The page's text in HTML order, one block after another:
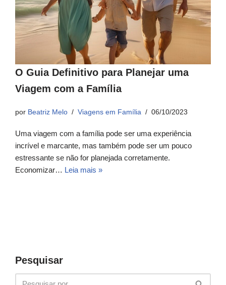
O Guia Definitivo para Planejar uma
Viagem com a Família
por Beatriz Melo Viagens em Família 06/10/2023
Uma viagem com a família pode ser uma experiência
incrível e marcante, mas também pode ser um pouco
estressante se não for planejada corretamente.
Economizar… Leia mais »
Pesquisar